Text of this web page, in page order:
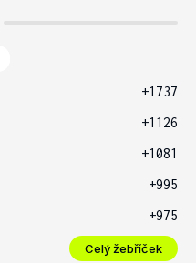
+1737
+1126
+1081
+995
+975
Celý žebříček